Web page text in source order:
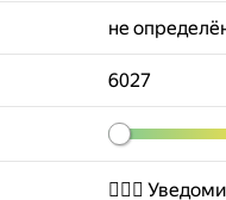
не
6027
🤷🏻‍♂️